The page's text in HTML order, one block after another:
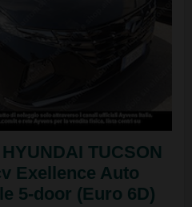
TUCSON
Exellence Auto
5-door (Euro 6D)